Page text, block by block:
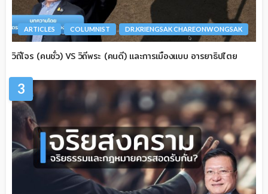
ARTICLES COLUMNIST DR.KRIENGSAK CHAREONWONGSAK
วิถีโจร (คนชั่ว) VS วิถีพระ (คนดี) และการเมืองแบบ อารยาธิปไตย
3